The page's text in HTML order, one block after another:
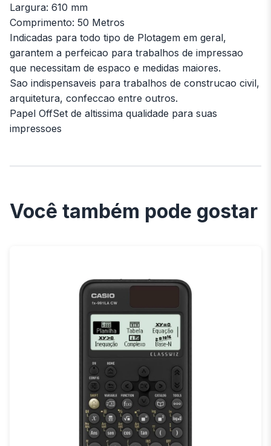
Largura: 610 mm
Comprimento: 50 Metros
Indicadas para todo tipo de Plotagem em geral,
garantem a perfeicao para trabalhos de impressao
que necessitam de espaco e medidas maiores.
Sao indispensaveis para trabalhos de construcao civil,
arquitetura, confeccao entre outros.
Papel OffSet de altissima qualidade para suas
impressoes
Você também pode gostar